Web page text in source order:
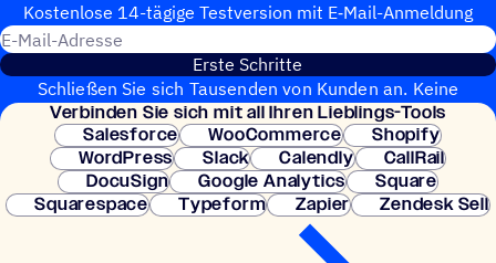
Kosten­lose 14-tägige Test­ver­sion mit E‑Mail-Anmel­dung
Erste Schritte
Schließen Sie sich Tausenden von Kunden an. Keine
Kreditkarte erforderlich. Sofortige Einrichtung.
Verbin­den Sie sich mit all Ihren Lieblings-Tools
Salesforce
WooCommerce
Shopify
WordPress
Slack Calendly
CallRail
DocuSign
Google Analytics
Square
Squarespace
Typeform Zapier Zendesk Sell